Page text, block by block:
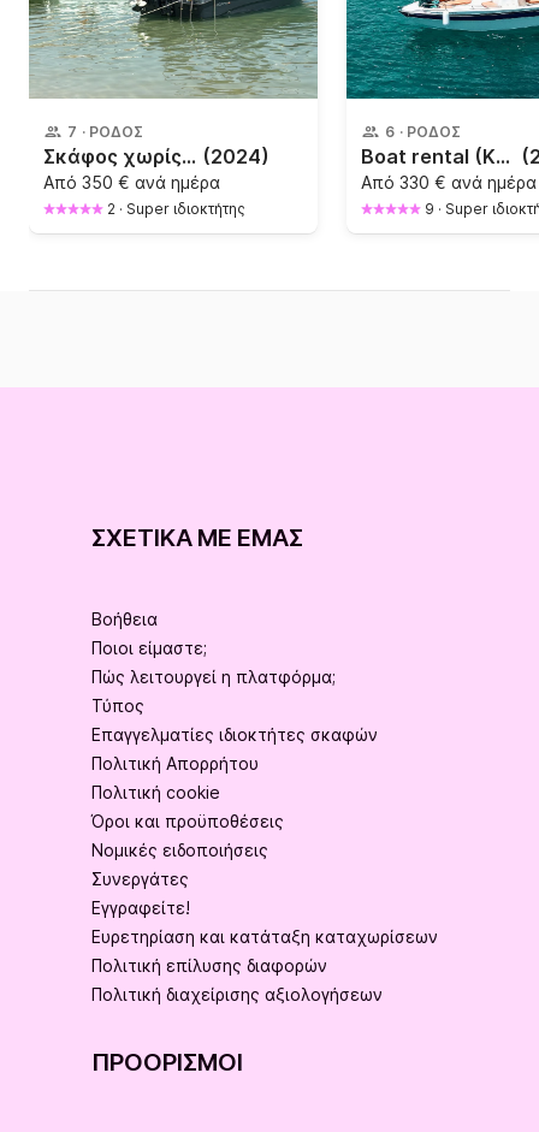
7 · ΡΌΔΟΣ
Σκάφος χωρίς δίπλωμα Karel Karel paxos 170 30ch (2024)
Από 350 € ανά ημέρα
2 · Super ιδιοκτήτης
6 · ΡΌΔΟΣ
Boat rental (Kallithea & Anthony Quinn & Traounou caves)
Από 330 € ανά ημέρα
9 · Super
ΣΧΕΤΙΚΆ ΜΕ ΕΜΆΣ
Βοήθεια
Ποιοι είμαστε;
Πώς λειτουργεί η πλατφόρμα;
Τύπος
Επαγγελματίες ιδιοκτήτες σκαφών
Πολιτική Απορρήτου
Πολιτική cookie
Όροι και προϋποθέσεις
Νομικές ειδοποιήσεις
Συνεργάτες
Εγγραφείτε!
Ευρετηρίαση και κατάταξη καταχωρίσεων
Πολιτική επίλυσης διαφορών
Πολιτική διαχείρισης αξιολογήσεων
ΠΡΟΟΡΙΣΜΟΊ